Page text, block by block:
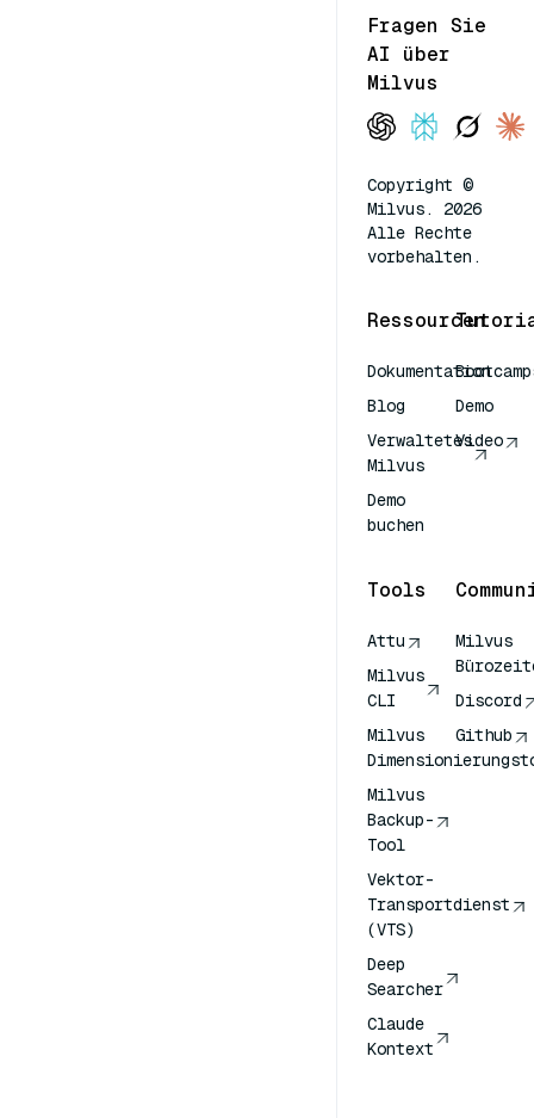
Fragen Sie
AI über
Milvus
Copyright ©
Milvus. 2026
Alle Rechte
vorbehalten.
Ressourcen
Dokumentation
Blog
Verwaltetes
Milvus
Demo
buchen
Demo
Video
Tools
Attu
Milvus
CLI
Milvus
Milvus
Backup-
Tool
Vektor-
Transportdienst
(VTS)
Deep
Searcher
Claude
Kontext
Milvus
Discord
Github